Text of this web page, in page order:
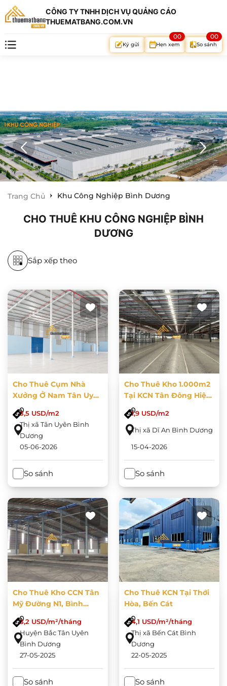
CÔNG TY TNHH DỊCH VỤ QUẢNG CÁO
THUEMATBANG.COM.VN
Ký gửi Hẹn xem
00
So sánh
00
Trang Chủ Khu Công Nghiệp Bình Dương
CHO THUÊ KHU CÔNG NGHIỆP BÌNH
DƯƠNG
Sắp xếp theo
Cho Thuê Cụm Nhà
Xưởng Ở Nam Tân Uyên
Diện Tích 16000m2
3,5 USD/m2
Thị xã Tân Uyên Bình
Dương
05-06-2026
So sánh
Cho Thuê Kho 1.000m2
Tại KCN Tân Đông Hiệp
B, Bình Dương
1,9 USD/m2
Thị xã Dĩ An Bình Dương
15-04-2026
So sánh
Cho Thuê Kho CCN Tân
Mỹ Đường N1, Bình
Dương
3,2 USD/m²/tháng
Huyện Bắc Tân Uyên
Bình Dương
27-05-2025
So sánh
Cho Thuê KCN Tại Thới
Hòa, Bến Cát
4,1 USD/m²/tháng
Thị xã Bến Cát Bình
Dương
22-05-2025
So sánh